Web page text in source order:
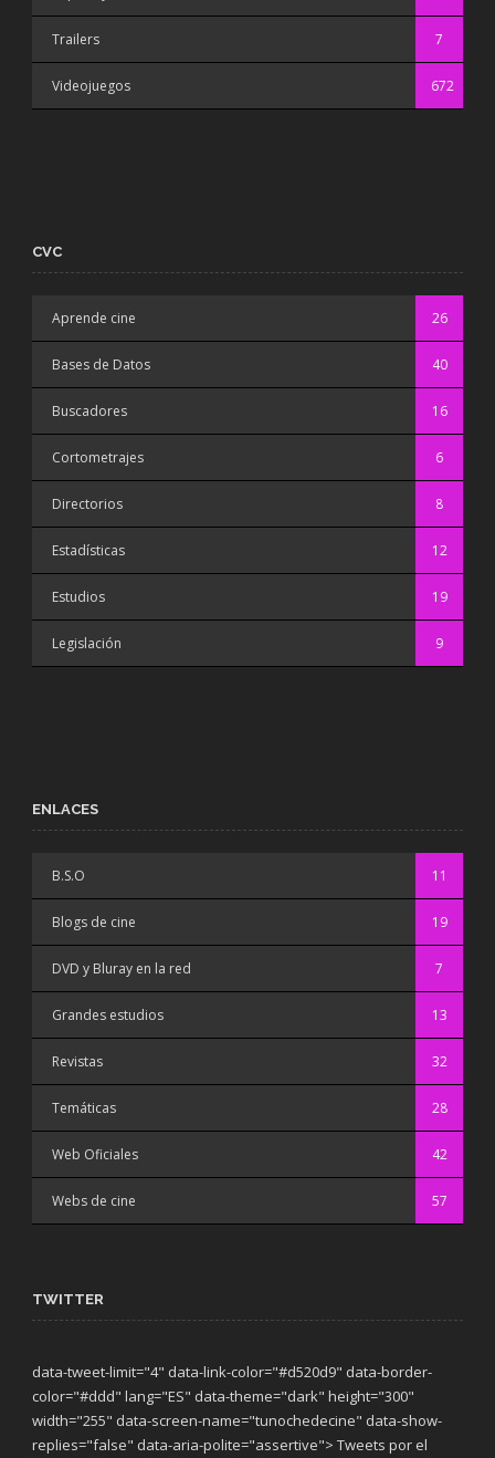
Trailers 7
Videojuegos 672
CVC
Aprende cine 26
Bases de Datos 40
Buscadores 16
Cortometrajes 6
Directorios 8
Estadísticas 12
Estudios 19
Legislación 9
ENLACES
B.S.O 11
Blogs de cine 19
DVD y Bluray en la red 7
Grandes estudios 13
Revistas 32
Temáticas 28
Web Oficiales 42
Webs de cine 57
TWITTER
data-tweet-limit="4" data-link-color="#d520d9" data-border-
color="#ddd" lang="ES" data-theme="dark" height="300"
width="255" data-screen-name="tunochedecine" data-show-
replies="false" data-aria-polite="assertive"> Tweets por el